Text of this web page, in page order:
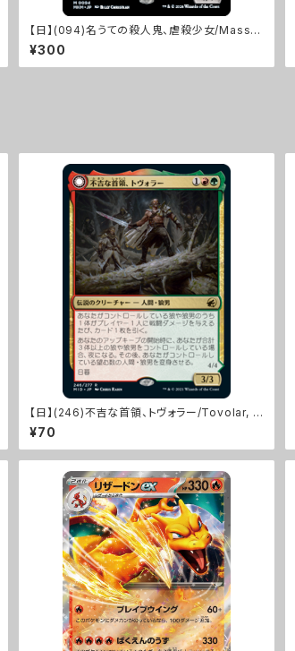
【日】(094)名うての殺人鬼、虐殺少女/Massa
cre Girl, Known Killer [MKM]
¥300
【日】(246)不吉な首領、トヴォラー/Tovolar, D
ire Overlord[MID]
¥70